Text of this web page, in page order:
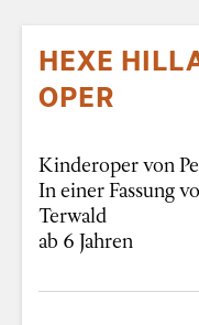
HEXE
OPER
Kinderoper von
In einer Fassung
Terwald
ab 6 Jahren